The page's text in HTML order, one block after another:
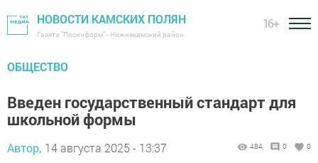
НОВОСТИ КАМСКИХ ПОЛЯН
Газета "Посинформ" - Нижнекамский район
16+
ОБЩЕСТВО
Введен государственный стандарт для
школьной формы
Автор, 14 августа 2025 - 13:37 484 0 0